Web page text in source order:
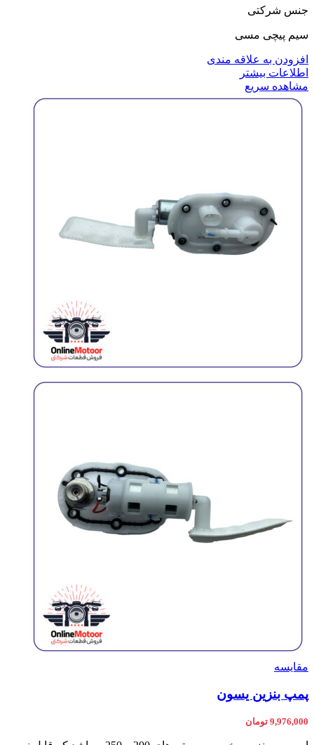
جنس شرکتی
سیم پیچی مسی
افزودن به علاقه مندی
اطلاعات بیشتر
مشاهده سریع
مقایسه
پمپ بنزین یسون
9,976,000 تومان